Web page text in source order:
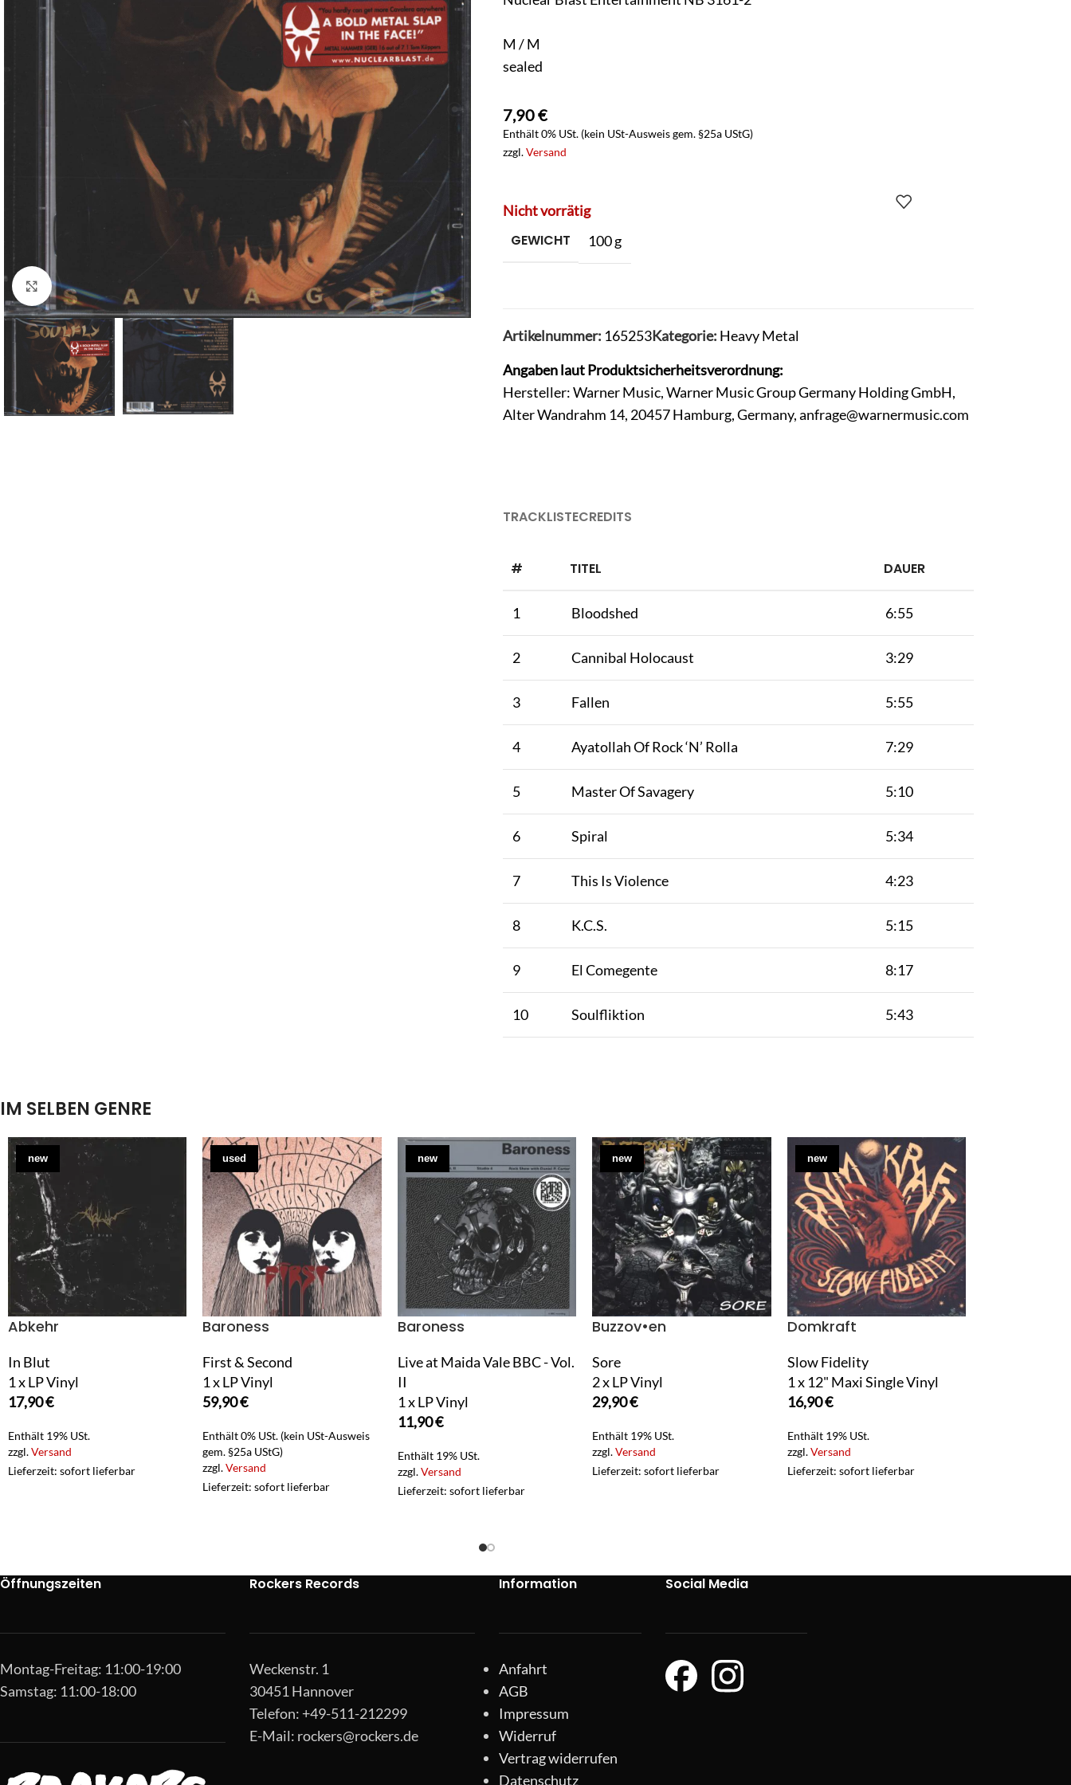
Klick zum Vergrößern
M / M
sealed
7,90€
Enthält 0% USt. (kein USt-Ausweis gem. §25a UStG)
zzgl.Versand
Nicht vorrätig
GEWICHT 100 g
Artikelnummer: 165253Kategorie: Heavy Metal
Angaben laut Produktsicherheitsverordnung:
Hersteller: Warner Music, Warner Music Group Germany Holding GmbH,
Alter Wandrahm 14, 20457 Hamburg, Germany,anfrage@warnermusic.com
TRACKLISTECREDITS
# TITEL DAUER
1 Bloodshed 6:55
2 Cannibal Holocaust 3:29
3 Fallen 5:55
4 Ayatollah Of Rock ‘N’ Rolla 7:29
5 Master Of Savagery 5:10
6 Spiral 5:34
7 This Is Violence 4:23
8 K.C.S. 5:15
9 El Comegente 8:17
10 Soulfliktion 5:43
IM SELBEN GENRE
new
Abkehr
In Blut
1 x LP Vinyl
17,90€
Enthält 19% USt.
zzgl.Versand
Lieferzeit: sofort lieferbar
used
Baroness
First & Second
1 x LP Vinyl
59,90€
Enthält 0% USt. (kein USt-Ausweis
gem. §25a UStG)
zzgl.Versand
Lieferzeit: sofort lieferbar
new
Baroness
Live at Maida Vale BBC - Vol.
II
1 x LP Vinyl
11,90€
Enthält 19% USt.
zzgl.Versand
Lieferzeit: sofort lieferbar
new
Buzzov•en
Sore
2 x LP Vinyl
29,90€
Enthält 19% USt.
zzgl.Versand
Lieferzeit: sofort lieferbar
new
Domkraft
Slow Fidelity
1 x 12" Maxi Single Vinyl
16,90€
Enthält 19% USt.
zzgl.Versand
Lieferzeit: sofort lieferbar
Öffnungszeiten
Montag-Freitag: 11:00-19:00
Samstag: 11:00-18:00
Rockers Records
Weckenstr. 1
30451 Hannover
Telefon: +49-511-212299
E-Mail: rockers@rockers.de
Information
Anfahrt
AGB
Impressum
Widerruf
Vertrag widerrufen
Datenschutz
Social Media